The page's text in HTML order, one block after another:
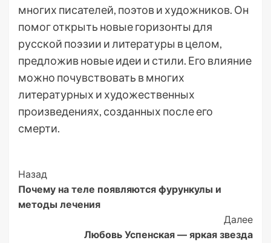
многих писателей, поэтов и художников. Он
помог открыть новые горизонты для
русской поэзии и литературы в целом,
предложив новые идеи и стили. Его влияние
можно почувствовать в многих
литературных и художественных
произведениях, созданных после его
смерти.
Post
Navigation
Назад
Почему на теле появляются фурункулы и
методы лечения
Далее
Любовь Успенская — яркая звезда